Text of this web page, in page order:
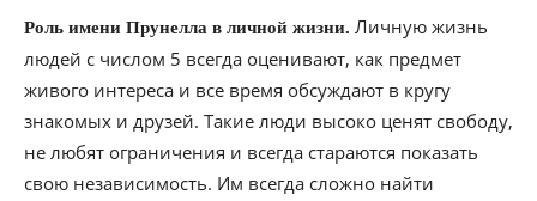
Роль имени Прунелла в личной жизни. Личную жизнь
людей с числом 5 всегда оценивают, как предмет
живого интереса и все время обсуждают в кругу
знакомых и друзей. Такие люди высоко ценят свободу,
не любят ограничения и всегда стараются показать
свою независимость. Им всегда сложно найти